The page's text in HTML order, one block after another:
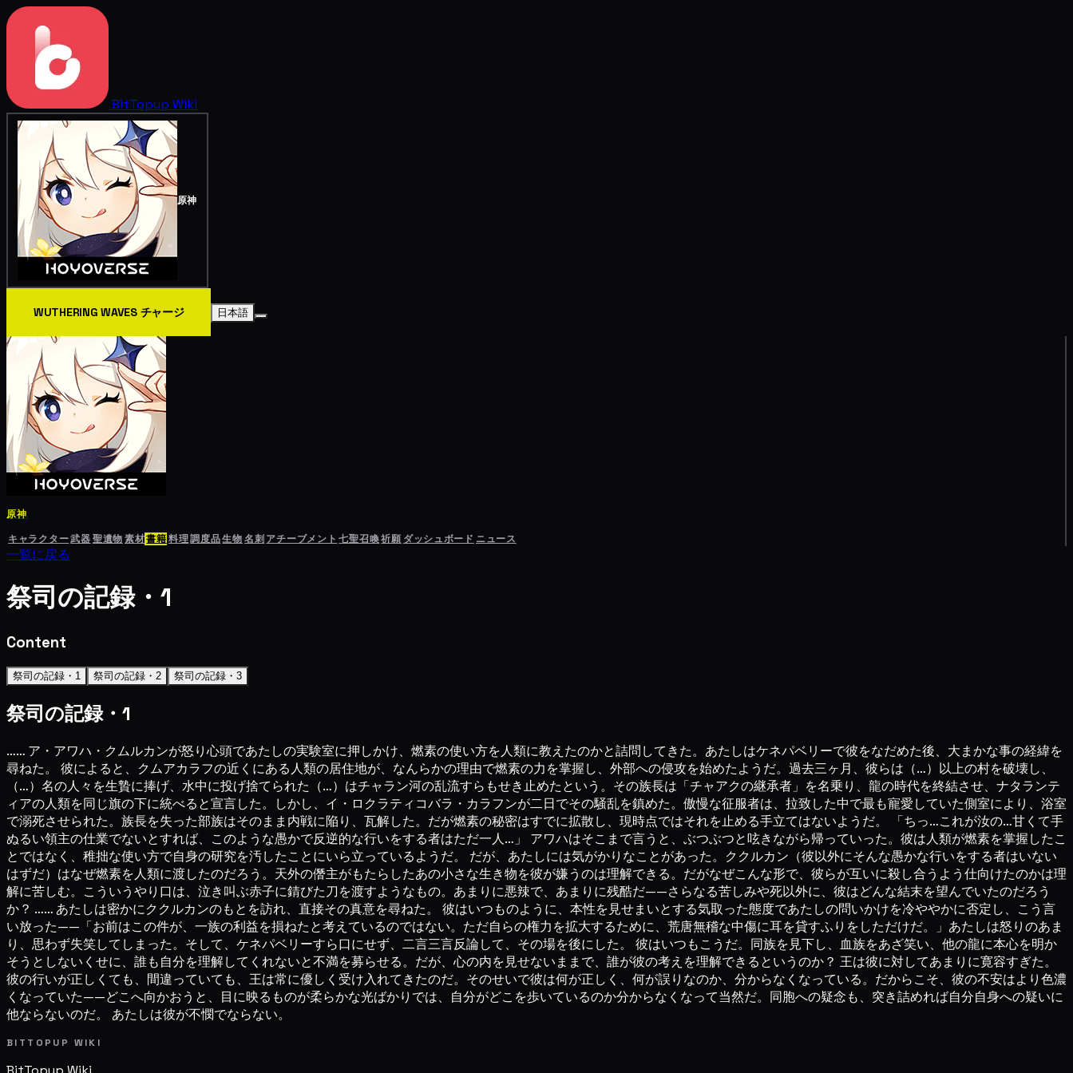
BitTopup Wiki
原神
WUTHERING WAVES チャージ 日本語
原神
キャラクター武器聖遺物素材書籍料理調度品生物名刺 アチーブメント 七聖召喚祈願 ダッシュボード ニュース
一覧に戻る
祭司の記録・1
Content
祭司の記録・1 祭司の記録・2 祭司の記録・3
祭司の記録・1
…… ア・アワハ・クムルカンが怒り心頭であたしの実験室に押しかけ、燃素の使い方を人類に教えたのかと詰問してきた。あたしはケネパベリーで彼をなだめた後、大まかな事の経緯を
尋ねた。 彼によると、クムアカラフの近くにある人類の居住地が、なんらかの理由で燃素の力を掌握し、外部への侵攻を始めたようだ。過去三ヶ月、彼らは（…）以上の村を破壊し、
（…）名の人々を生贄に捧げ、水中に投げ捨てられた（…）はチャラン河の乱流すらもせき止めたという。その族長は「チャアクの継承者」を名乗り、龍の時代を終結させ、ナタランテ
ィアの人類を同じ旗の下に統べると宣言した。しかし、イ・ロクラティコバラ・カラフンが二日でその騒乱を鎮めた。傲慢な征服者は、拉致した中で最も寵愛していた側室により、浴室
で溺死させられた。族長を失った部族はそのまま内戦に陥り、瓦解した。だが燃素の秘密はすでに拡散し、現時点ではそれを止める手立てはないようだ。 「ちっ…これが汝の…甘くて手
ぬるい領主の仕業でないとすれば、このような愚かで反逆的な行いをする者はただ一人…」 アワハはそこまで言うと、ぶつぶつと呟きながら帰っていった。彼は人類が燃素を掌握したこ
とではなく、稚拙な使い方で自身の研究を汚したことにいら立っているようだ。 だが、あたしには気がかりなことがあった。ククルカン（彼以外にそんな愚かな行いをする者はいない
はずだ）はなぜ燃素を人類に渡したのだろう。天外の僭主がもたらしたあの小さな生き物を彼が嫌うのは理解できる。だがなぜこんな形で、彼らが互いに殺し合うよう仕向けたのかは理
解に苦しむ。こういうやり口は、泣き叫ぶ赤子に錆びた刀を渡すようなもの。あまりに悪辣で、あまりに残酷だ——さらなる苦しみや死以外に、彼はどんな結末を望んでいたのだろう
か？ …… あたしは密かにククルカンのもとを訪れ、直接その真意を尋ねた。 彼はいつものように、本性を見せまいとする気取った態度であたしの問いかけを冷ややかに否定し、こう言
い放った——「お前はこの件が、一族の利益を損ねたと考えているのではない。ただ自らの権力を拡大するために、荒唐無稽な中傷に耳を貸すふりをしただけだ。」あたしは怒りのあま
り、思わず失笑してしまった。そして、ケネパベリーすら口にせず、二言三言反論して、その場を後にした。 彼はいつもこうだ。同族を見下し、血族をあざ笑い、他の龍に本心を明か
そうとしないくせに、誰も自分を理解してくれないと不満を募らせる。だが、心の内を見せないままで、誰が彼の考えを理解できるというのか？ 王は彼に対してあまりに寛容すぎた。
彼の行いが正しくても、間違っていても、王は常に優しく受け入れてきたのだ。そのせいで彼は何が正しく、何が誤りなのか、分からなくなっている。だからこそ、彼の不安はより色濃
くなっていた——どこへ向かおうと、目に映るものが柔らかな光ばかりでは、自分がどこを歩いているのか分からなくなって当然だ。同胞への疑念も、突き詰めれば自分自身への疑いに
他ならないのだ。 あたしは彼が不憫でならない。
BITTOPUP WIKI